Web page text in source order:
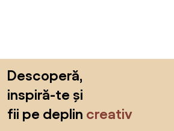
Descoperă,
inspiră-te și
fii pe deplin creativ